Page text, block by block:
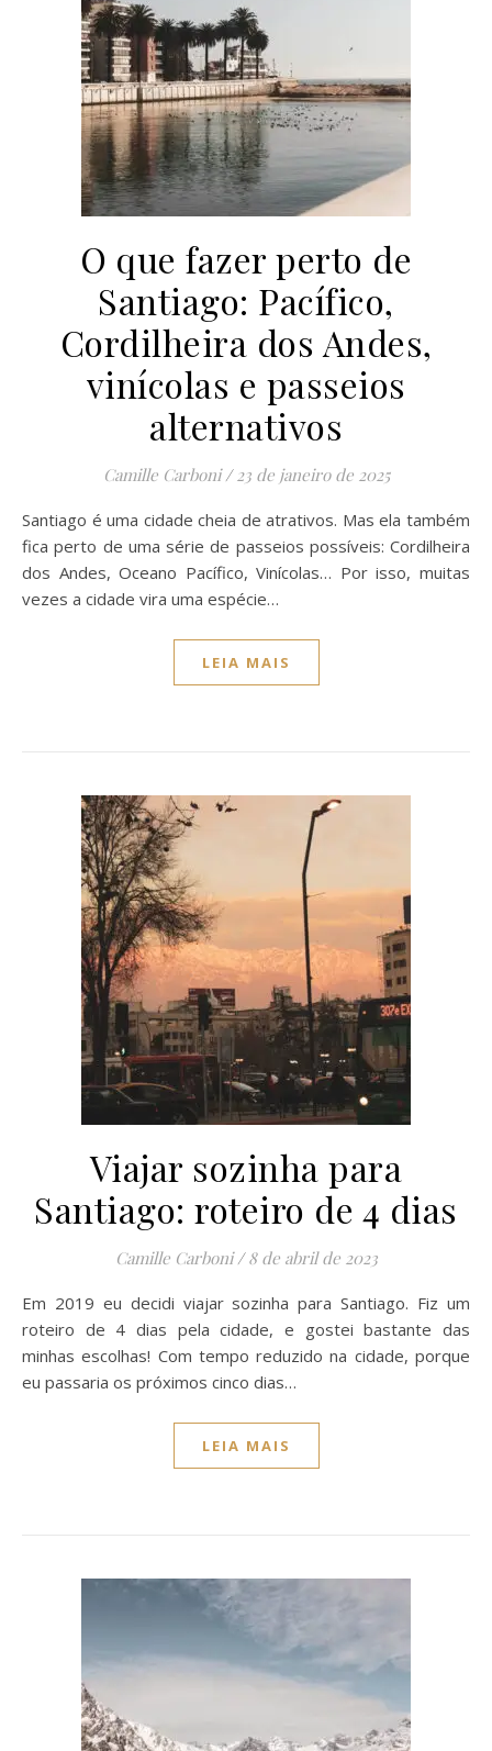
O que fazer perto de
Santiago: Pacífico,
Cordilheira dos Andes,
vinícolas e passeios
alternativos
Camille Carboni / 23 de janeiro de 2025
Santiago é uma cidade cheia de atrativos. Mas ela também
fica perto de uma série de passeios possíveis: Cordilheira
dos Andes, Oceano Pacífico, Vinícolas… Por isso, muitas
vezes a cidade vira uma espécie…
LEIA MAIS
Viajar sozinha para
Santiago: roteiro de 4 dias
Camille Carboni / 8 de abril de 2023
Em 2019 eu decidi viajar sozinha para Santiago. Fiz um
roteiro de 4 dias pela cidade, e gostei bastante das
minhas escolhas! Com tempo reduzido na cidade, porque
eu passaria os próximos cinco dias…
LEIA MAIS